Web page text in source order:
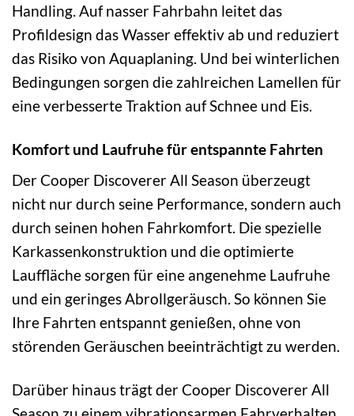
Handling. Auf nasser Fahrbahn leitet das
Profildesign das Wasser effektiv ab und reduziert
das Risiko von Aquaplaning. Und bei winterlichen
Bedingungen sorgen die zahlreichen Lamellen für
eine verbesserte Traktion auf Schnee und Eis.
Komfort und Laufruhe für entspannte Fahrten
Der Cooper Discoverer All Season überzeugt
nicht nur durch seine Performance, sondern auch
durch seinen hohen Fahrkomfort. Die spezielle
Karkassenkonstruktion und die optimierte
Lauffläche sorgen für eine angenehme Laufruhe
und ein geringes Abrollgeräusch. So können Sie
Ihre Fahrten entspannt genießen, ohne von
störenden Geräuschen beeinträchtigt zu werden.
Darüber hinaus trägt der Cooper Discoverer All